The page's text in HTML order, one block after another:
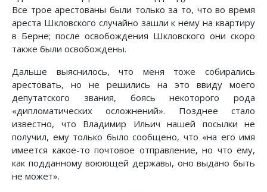
Все трое арестованы были только за то, что во время
ареста Шкловского случайно зашли к нему на квартиру
в Берне; после освобождения Шкловского они скоро
также были освобождены.
Дальше выяснилось, что меня тоже собирались
арестовать, но не решились на это ввиду моего
депутатского звания, боясь некоторого рода
«дипломатических осложнений». Позднее стало
известно, что Владимир Ильич нашей посылки не
получил, ему только было сообщено, что «на его имя
имеется какое-то почтовое отправление, но что ему,
как подданному воюющей державы, оно выдано быть
не может».